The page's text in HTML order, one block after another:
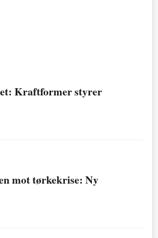
Kraftformer styrer
mot tørkekrise: Ny